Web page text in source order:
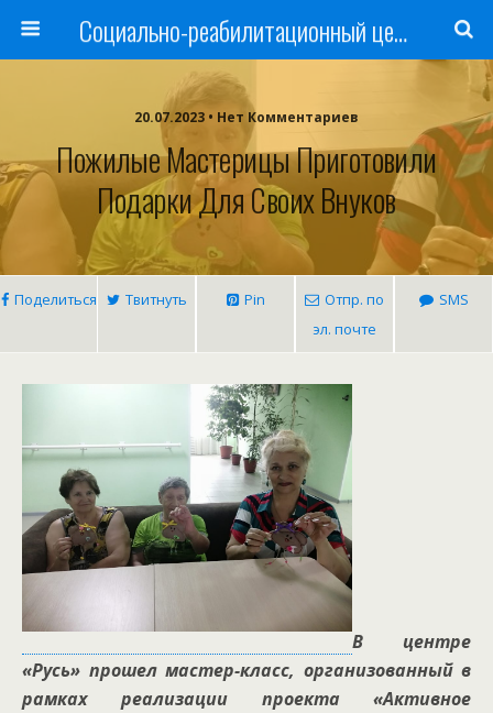
Cоциально-реабилитационный центр Русь
20.07.2023 • Нет Комментариев
Пожилые Мастерицы Приготовили
Подарки Для Своих Внуков
Поделиться Твитнуть Pin
Отпр. по
эл. почте
SMS
В центре
«Русь» прошел мастер-класс, организованный в
рамках реализации проекта «Активное